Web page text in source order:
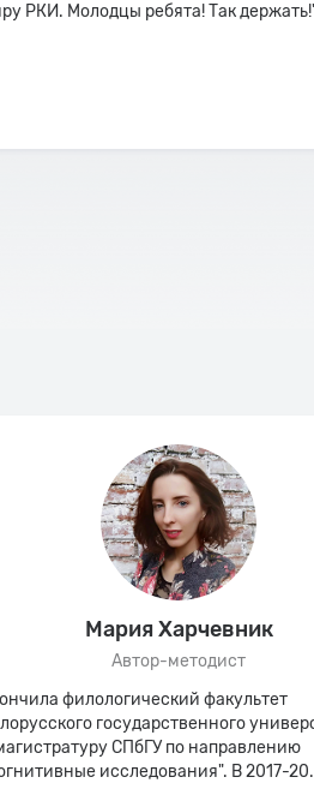
РКИ. Молодцы ребята! Так
Мария Харчевник
Автор-методист
филологический факультет
государственного
СПбГУ по направлению
исследования". В 2017-